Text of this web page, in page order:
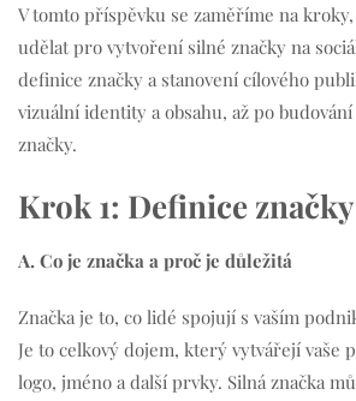
V tomto příspěvku se zaměříme na
udělat pro vytvoření silné značky na
definice značky a stanovení cílového
vizuální identity a obsahu, až po
značky.
Krok 1: Definice značky
A. Co je značka a proč je důležitá
Značka je to, co lidé spojují s vaším
Je to celkový dojem, který vytvářejí vaše
logo, jméno a další prvky. Silná značka